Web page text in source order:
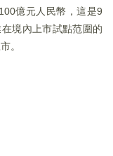
億元人民幣，這是9
境內上市試點范圍的
。